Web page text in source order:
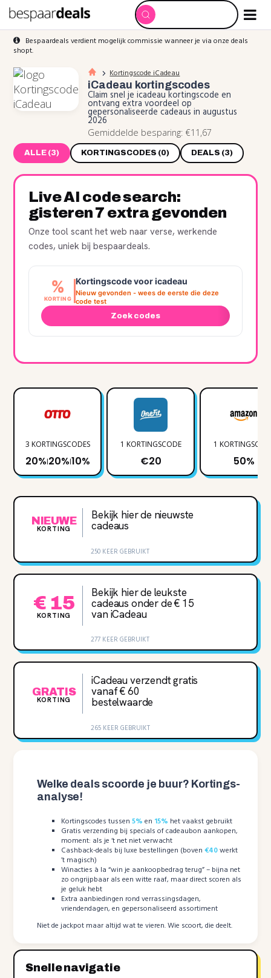
Bespaardeals verdient mogelijk commissie wanneer je via onze deals
shopt.
Kortingscode iCadeau
iCadeau kortingscodes
Claim snel je icadeau kortingscode en
ontvang extra voordeel op
gepersonaliseerde cadeaus in augustus
2026
Gemiddelde besparing: €11,67
ALLE (3) KORTINGSCODES (0) DEALS (3)
Live AI code search:
gisteren 7 extra gevonden
Onze tool scant het web naar verse, werkende
codes, uniek bij bespaardeals.
%
KORTING
Kortingscode voor icadeau
Nieuw gevonden - wees de eerste die deze
code test
Zoek codes
3 KORTINGSCODES
20%|20%|10%
1 KORTINGSCODE
€20
1
50%
NIEUWE
KORTING
Bekijk hier de nieuwste
cadeaus
250 KEER GEBRUIKT
€ 15
KORTING
Bekijk hier de leukste
cadeaus onder de € 15
van iCadeau
277 KEER GEBRUIKT
GRATIS
KORTING
iCadeau verzendt gratis
vanaf € 60
bestelwaarde
265 KEER GEBRUIKT
Welke deals scoorde je buur? Kortings-
analyse!
Kortingscodes tussen5% en 15% het vaakst gebruikt
Gratis verzending bij specials of cadeaubon aankopen,
moment: als je ‘t net niet verwacht
Cashback-deals bij luxe bestellingen (boven€40werkt
’t magisch)
Winacties à la “win je aankoopbedrag terug” – bijna net
zo ongrijpbaar als een witte raaf, maar direct scoren als
je geluk hebt
Extra aanbiedingen rond verrassingsdagen,
vriendendagen, en gepersonaliseerd assortiment
Niet de jackpot maar altijd wat te vieren. Wie scoort, die deelt.
Snelle navigatie